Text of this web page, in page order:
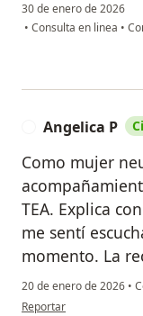
30 de enero de 2026
• Consulta en linea •
Angelica P
Como mujer
TEA. Explica
me sentí
momento. La
20 de enero de 2026 •
en opinión del usuario
Reportar